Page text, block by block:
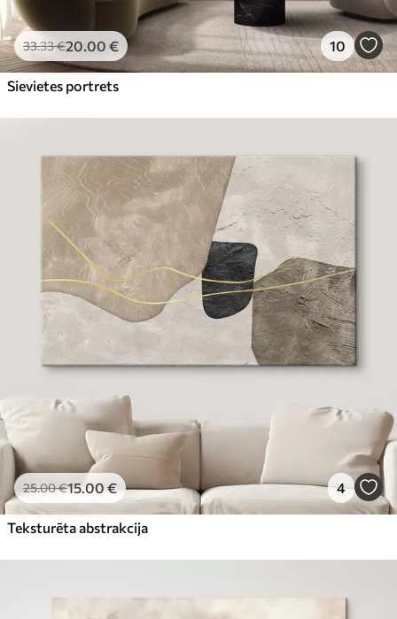
33.33€20 .00 € 10
Sievietes portrets
25.00€15.00 € 4
Teksturēta abstrakcija